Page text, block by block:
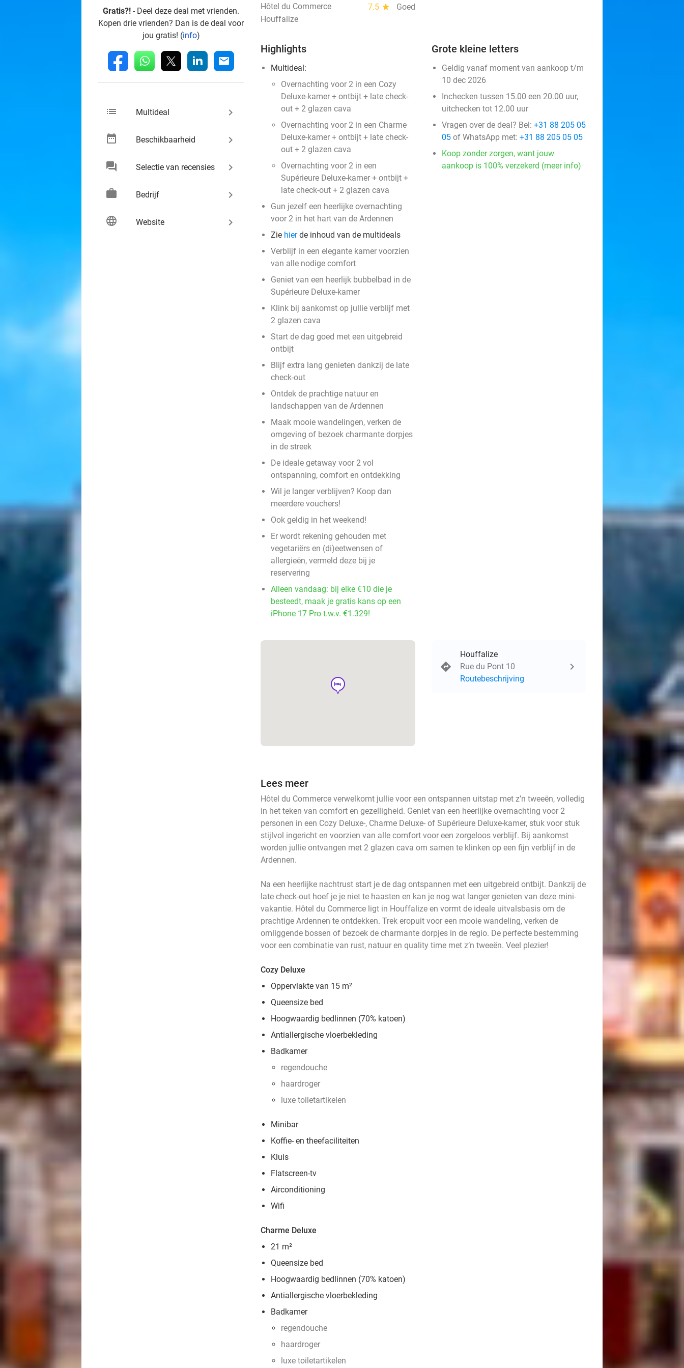
Gratis?! - Deel deze deal met vrienden.
Kopen drie vrienden? Dan is de deal voor
jou gratis! (info)
fb whatsapp linkedin mail
list Multideal keyboard_arrow_right
date_range Beschikbaarheid keyboard_arrow_right
chat Selectie van recensies keyboard_arrow_right
work Bedrijf keyboard_arrow_right
language Website keyboard_arrow_right
Hôtel du Commerce 7.5 star
Goed
Houffalize
Highlights
Multideal:
Overnachting voor 2 in een Cozy
Deluxe-kamer + ontbijt + late check-
out + 2 glazen cava
Overnachting voor 2 in een Charme
Deluxe-kamer + ontbijt + late check-
out + 2 glazen cava
Overnachting voor 2 in een
Supérieure Deluxe-kamer + ontbijt +
late check-out + 2 glazen cava
Gun jezelf een heerlijke overnachting
voor 2 in het hart van de Ardennen
Zie hierde inhoud van de multideals
Verblijf in een elegante kamer voorzien
van alle nodige comfort
Geniet van een heerlijk bubbelbad in de
Supérieure Deluxe-kamer
Klink bij aankomst op jullie verblijf met
2 glazen cava
Start de dag goed met een uitgebreid
ontbijt
Blijf extra lang genieten dankzij de late
check-out
Ontdek de prachtige natuur en
landschappen van de Ardennen
Maak mooie wandelingen, verken de
omgeving of bezoek charmante dorpjes
in de streek
De ideale getaway voor 2 vol
ontspanning, comfort en ontdekking
Wil je langer verblijven? Koop dan
meerdere vouchers!
Ook geldig in het weekend!
Er wordt rekening gehouden met
vegetariërs en (di)eetwensen of
allergieën, vermeld deze bij je
reservering
Alleen vandaag: bij elke €10 die je
besteedt, maak je gratis kans op een
iPhone 17 Pro t.w.v. €1.329!
Grote kleine letters
Geldig vanaf moment van aankoop t/m
10 dec 2026
Inchecken tussen 15.00 een 20.00 uur,
uitchecken tot 12.00 uur
Vragen over de deal? Bel: +31 88 205 05
05 of WhatsApp met: +31 88 205 05 05
Koop zonder zorgen, want jouw
aankoop is 100% verzekerd (meer info)
hotel
Houffalize
Rue du Pont 10
Routebeschrijving
Lees meer
Hôtel du Commerce verwelkomt jullie voor een ontspannen uitstap met z’n tweeën, volledig
in het teken van comfort en gezelligheid. Geniet van een heerlijke overnachting voor 2
personen in een Cozy Deluxe-, Charme Deluxe- of Supérieure Deluxe-kamer, stuk voor stuk
stijlvol ingericht en voorzien van alle comfort voor een zorgeloos verblijf. Bij aankomst
worden jullie ontvangen met 2 glazen cava om samen te klinken op een fijn verblijf in de
Ardennen.
Na een heerlijke nachtrust start je de dag ontspannen met een uitgebreid ontbijt. Dankzij de
late check-out hoef je je niet te haasten en kan je nog wat langer genieten van deze mini-
vakantie. Hôtel du Commerce ligt in Houffalize en vormt de ideale uitvalsbasis om de
prachtige Ardennen te ontdekken. Trek eropuit voor een mooie wandeling, verken de
omliggende bossen of bezoek de charmante dorpjes in de regio. De perfecte bestemming
voor een combinatie van rust, natuur en quality time met z’n tweeën. Veel plezier!
Cozy Deluxe
Oppervlakte van 15 m²
Queensize bed
Hoogwaardig bedlinnen (70% katoen)
Antiallergische vloerbekleding
Badkamer
regendouche
haardroger
luxe toiletartikelen
Minibar
Koffie- en theefaciliteiten
Kluis
Flatscreen-tv
Airconditioning
Wifi
Charme Deluxe
21 m²
Queensize bed
Hoogwaardig bedlinnen (70% katoen)
Antiallergische vloerbekleding
Badkamer
regendouche
haardroger
luxe toiletartikelen